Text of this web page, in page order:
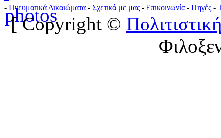
- Πνευματικά Δικαιώματα - Σχετικά με μας - Επικοινωνία - Πηγές -
[ Copyright ©